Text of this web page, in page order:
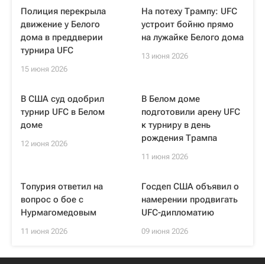
Полиция перекрыла
движение у Белого
дома в преддверии
турнира UFC
15 июня 2026
На потеху Трампу: UFC
устроит бойню прямо
на лужайке Белого дома
13 июня 2026
В США суд одобрил
турнир UFC в Белом
доме
12 июня 2026
В Белом доме
подготовили арену UFC
к турниру в день
рождения Трампа
11 июня 2026
Топурия ответил на
вопрос о бое с
Нурмагомедовым
11 июня 2026
Госдеп США объявил о
намерении продвигать
UFC-дипломатию
09 июня 2026